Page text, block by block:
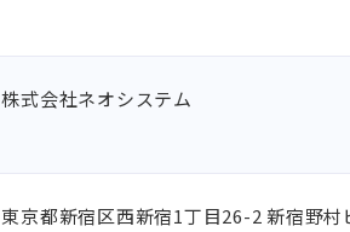
株式会社ネオシステム
東京都新宿区西新宿1丁目26-2 新宿野村